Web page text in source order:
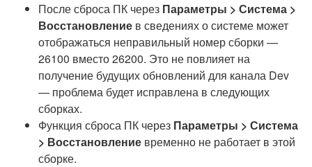
После сброса ПК через Параметры > Система >
Восстановление в сведениях о системе может
отображаться неправильный номер сборки —
26100 вместо 26200. Это не повлияет на
получение будущих обновлений для канала Dev
— проблема будет исправлена в следующих
сборках.
Функция сброса ПК через Параметры > Система
> Восстановление временно не работает в этой
сборке.